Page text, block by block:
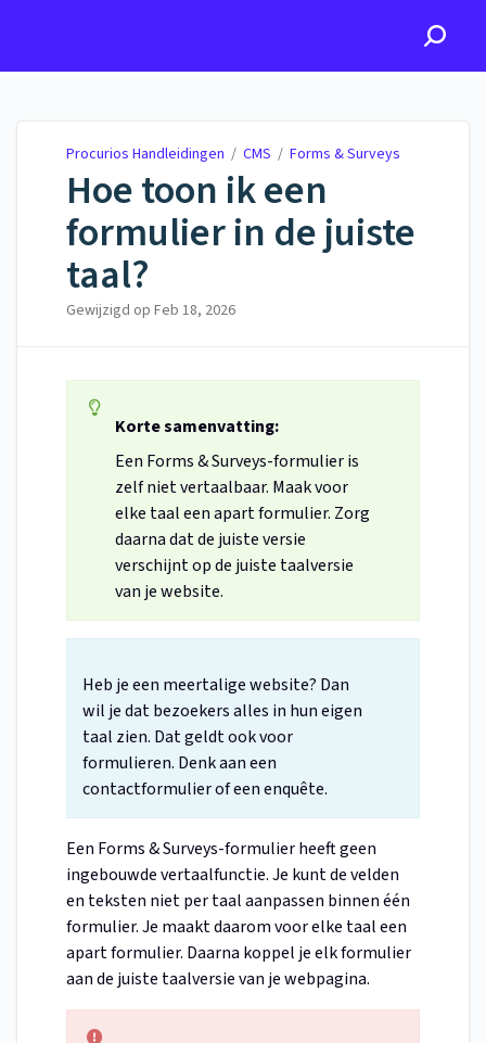
Procurios Handleidingen / CMS / Forms & Surveys
Hoe toon ik een
formulier in de juiste
taal?
Gewijzigd op Feb 18, 2026
Korte samenvatting:
Een Forms & Surveys-formulier is
zelf niet vertaalbaar. Maak voor
elke taal een apart formulier. Zorg
daarna dat de juiste versie
verschijnt op de juiste taalversie
van je website.
Heb je een meertalige website? Dan
wil je dat bezoekers alles in hun eigen
taal zien. Dat geldt ook voor
formulieren. Denk aan een
contactformulier of een enquête.
Een Forms & Surveys-formulier heeft geen
ingebouwde vertaalfunctie. Je kunt de velden
en teksten niet per taal aanpassen binnen één
formulier. Je maakt daarom voor elke taal een
apart formulier. Daarna koppel je elk formulier
aan de juiste taalversie van je webpagina.